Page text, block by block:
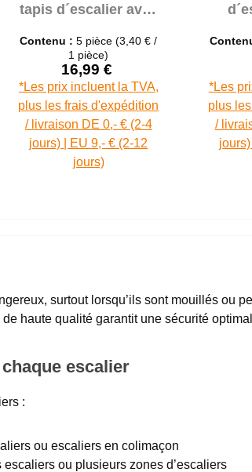
tapis d´escalier avec
Contenu :5 pièce(3,40 € /
1 pièce)
Prix de vente :
16,99 €
Prix régulier :
*Les prix incluent la TVA,
plus les frais d'expédition
/ livraison DE 0,- € (2-4
jours) | EU 9,- € (2-12
jours)
*Les
plus
/
surtout lorsqu’ils sont mouillés ou
haute qualité garantit une sécurité
escalier
:
ou escaliers en colimaçon
ou plusieurs zones d’escaliers